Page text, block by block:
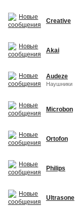
Creative
Akai
Audeze
Наушники
Microbon
Ortofon
Philips
Ultrasone